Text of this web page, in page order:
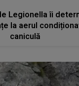
Legionella îi
la aerul
caniculă